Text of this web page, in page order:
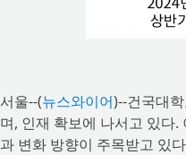
서울--(뉴스와이어)--건국대
며, 인재 확보에 나서고 있다
과 변화 방향이 주목받고 있